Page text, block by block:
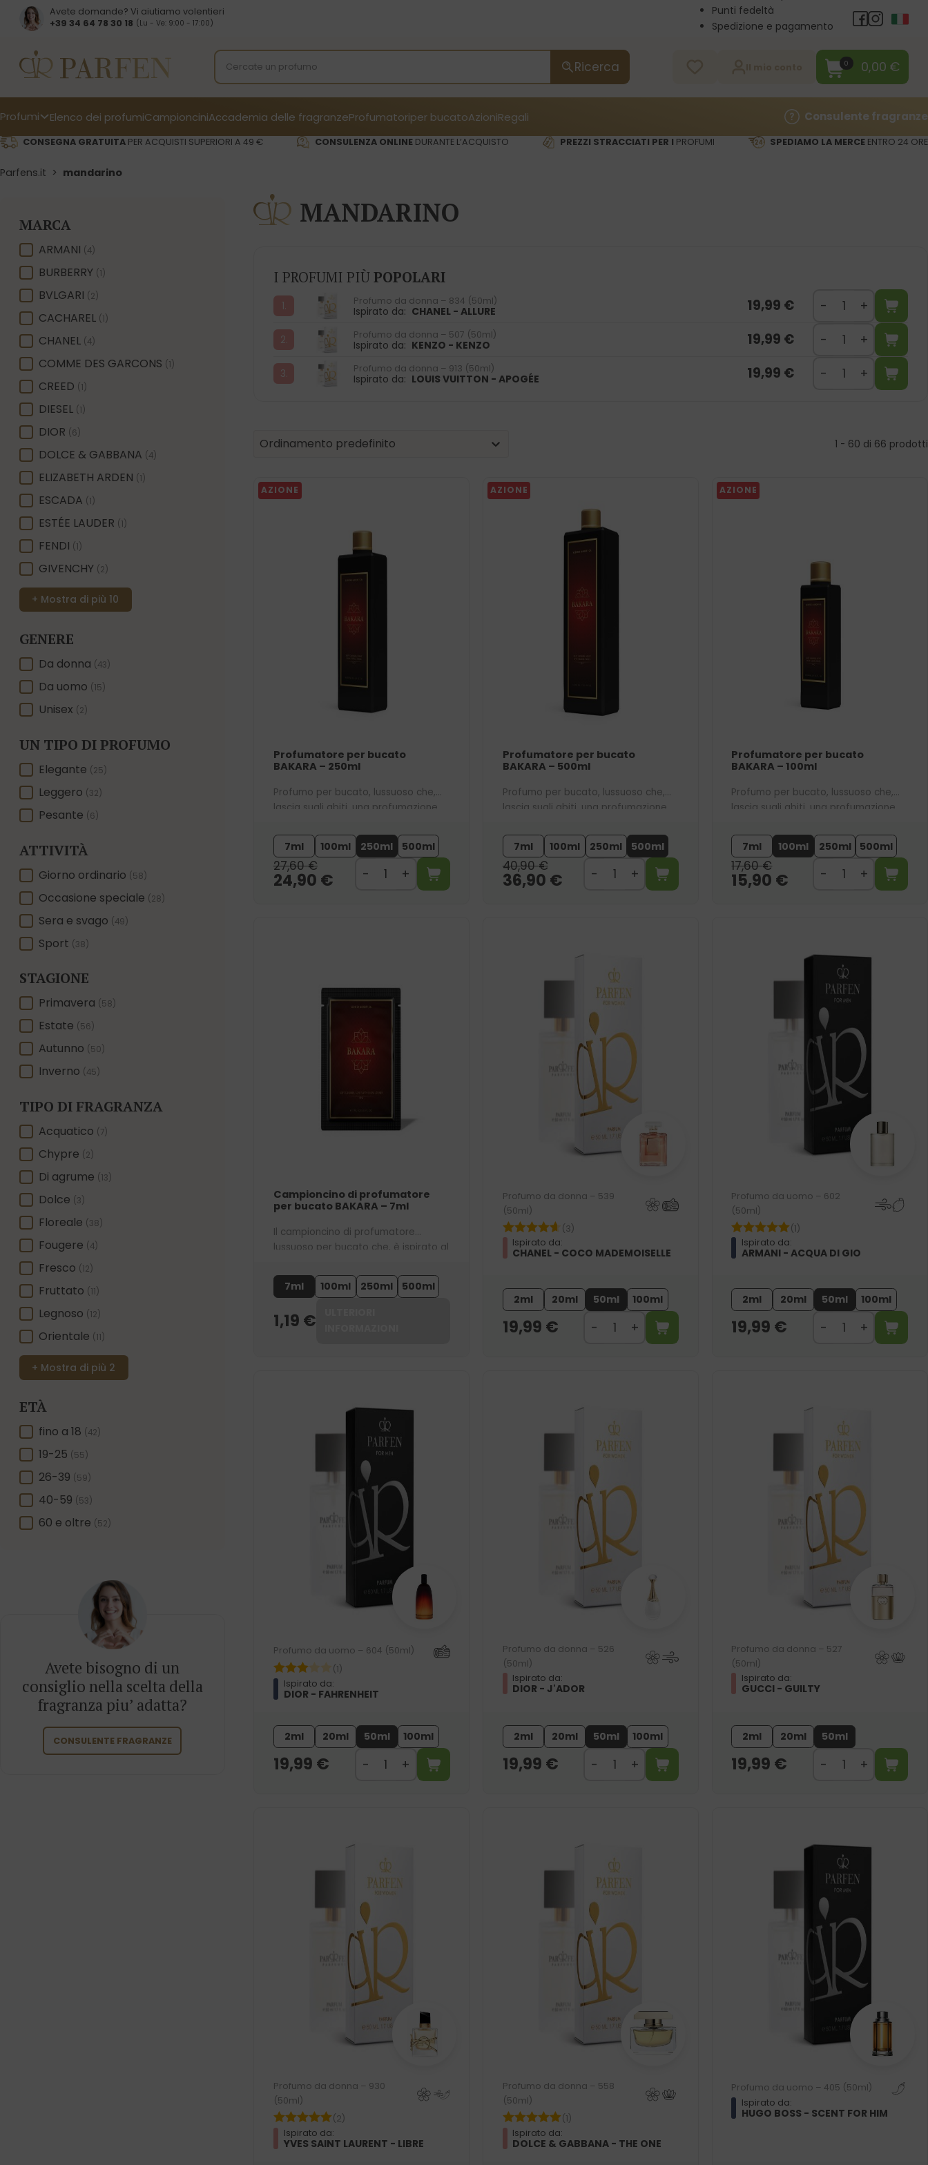
Avete domande? Vi aiutiamo volentieri
+39 34 64 78 30 18 (Lu - Ve: 9:00 - 17:00)
Punti fedeltà
Spedizione e pagamento
Ricerca 0 0,00 €
Profumi Elenco dei profumiCampionciniAccademia delle fragranzeProfumatoriper bucatoAzioniRegali Consulente fragranze
CONSEGNA GRATUITA PER ACQUISTI SUPERIORI A 49 € CONSULENZA ONLINEDURANTE L’ACQUISTO PREZZI STRACCIATI PER I PROFUMI SPEDIAMO LA MERCE ENTRO 24 ORE
Parfens.it > mandarino
MARCA
MARCA
ARMANI (4)
BURBERRY (1)
BVLGARI (2)
CACHAREL (1)
CHANEL (4)
COMME DES GARCONS (1)
CREED (1)
DIESEL (1)
DIOR (6)
DOLCE & GABBANA (4)
ELIZABETH ARDEN (1)
ESCADA (1)
ESTÉE LAUDER (1)
FENDI (1)
GIVENCHY (2)
+ Mostra di più 10
GENERE
GENERE
Da donna (43)
Da uomo (15)
Unisex (2)
UN TIPO DI PROFUMO
UN TIPO DI PROFUMO
Elegante (25)
Leggero (32)
Pesante (6)
ATTIVITÀ
ATTIVITÀ
Giorno ordinario (58)
Occasione speciale (28)
Sera e svago (49)
Sport (38)
STAGIONE
STAGIONE
Primavera (58)
Estate (56)
Autunno (50)
Inverno (45)
TIPO DI FRAGRANZA
TIPO DI FRAGRANZA
Acquatico (7)
Chypre (2)
Di agrume (13)
Dolce (3)
Floreale (38)
Fougere (4)
Fresco (12)
Fruttato (11)
Legnoso (12)
Orientale (11)
+ Mostra di più 2
ETÀ
ETÀfino a 18 (42)
19-25 (55)
26-39 (59)
40-59 (53)
60 e oltre (52)
Avete bisogno di un
consiglio nella scelta della
fragranza piu’ adatta?
CONSULENTE FRAGRANZE
MANDARINO
I PROFUMI PIÙ POPOLARI
Profumo da donna – 834 (50ml)
Ispirato da: CHANEL - ALLURE 19,99 €
Profumo da donna – 507 (50ml)
Ispirato da: KENZO - KENZO 19,99 €
Profumo da donna – 913 (50ml)
Ispirato da: LOUIS VUITTON - APOGÉE 19,99 €
Product | Sorting
Sort content
Ordinamento predefinito
Sort content 1 - 60 di 66 prodotti
AZIONE
Profumatore per bucato
BAKARA – 250ml
Profumo per bucato, lussuoso che,
lascia sugli abiti, una profumazione
profumo bestseller 756.
7ml 100ml 250ml 500ml
27,60€
24,90 €
AZIONE
Profumatore per bucato
BAKARA – 500ml
Profumo per bucato, lussuoso che,
lascia sugli abiti, una profumazione
profumo bestseller 756.
7ml 100ml 250ml 500ml
40,90€
36,90 €
AZIONE
Profumatore per bucato
BAKARA – 100ml
Profumo per bucato, lussuoso che,
lascia sugli abiti, una profumazione
profumo bestseller 756.
7ml 100ml 250ml 500ml
17,60€
15,90 €
Campioncino di profumatore
per bucato BAKARA – 7ml
Il campioncino di profumatore
lussuoso per bucato che, è ispirato al
sui vestiti una profumazione
ambrata, sensuale.
7ml 100ml 250ml 500ml
1,19 €
Profumo da donna – 539
(50ml)
(3)
Ispirato da:
CHANEL - COCO MADEMOISELLE
2ml 20ml 50ml 100ml
19,99 €
Profumo da uomo – 602
(50ml)
(1)
Ispirato da:
ARMANI - ACQUA DI GIO
2ml 20ml 50ml 100ml
19,99 €
Profumo da uomo – 604 (50ml)
(1)
Ispirato da:
DIOR - FAHRENHEIT
2ml 20ml 50ml 100ml
19,99 €
Profumo da donna – 526
(50ml)
Ispirato da:
DIOR - J'ADOR
2ml 20ml 50ml 100ml
19,99 €
Profumo da donna – 527
(50ml)
Ispirato da:
GUCCI - GUILTY
2ml 20ml 50ml
19,99 €
Profumo da donna – 930
(50ml)
(2)
Ispirato da:
YVES SAINT LAURENT - LIBRE
Profumo da donna – 558
(50ml)
(1)
Ispirato da:
DOLCE & GABBANA - THE ONE
Profumo da uomo – 405 (50ml)
Ispirato da:
HUGO BOSS - SCENT FOR HIM